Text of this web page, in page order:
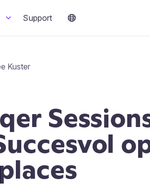
Support
Kuster